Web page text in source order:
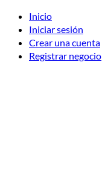
Inicio
Iniciar sesión
Crear una cuenta
Registrar negocio